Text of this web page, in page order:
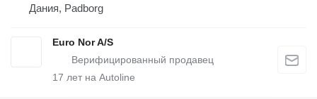
Дания, Padborg
Euro Nor A/S
17 лет на Autoline